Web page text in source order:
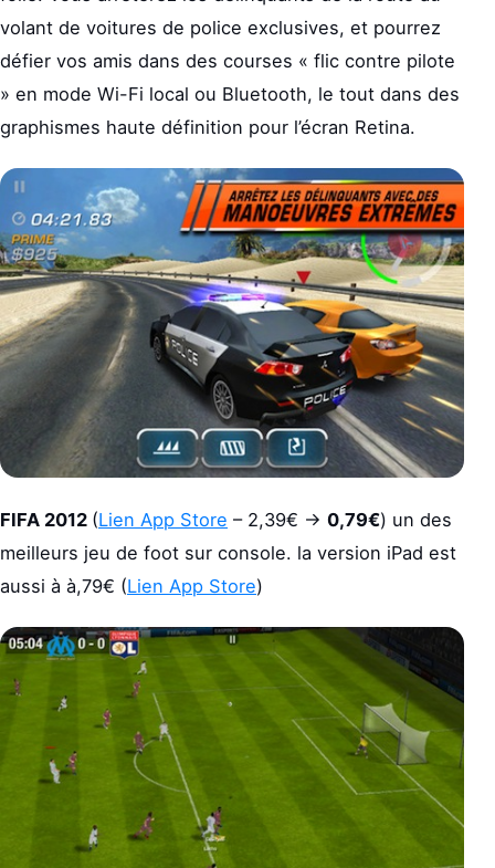
volant de voitures de police exclusives, et pourrez
défier vos amis dans des courses « flic contre pilote
» en mode Wi-Fi local ou Bluetooth, le tout dans des
graphismes haute définition pour l’écran Retina.
FIFA 2012 (Lien App Store – 2,39€ -> 0,79€) un des
meilleurs jeu de foot sur console. la version iPad est
aussi à à,79€ (Lien App Store)